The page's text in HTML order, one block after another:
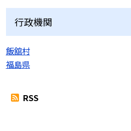
行政機関
飯舘村
福島県
RSS